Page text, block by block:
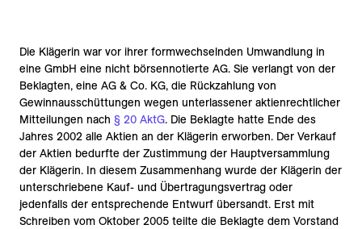
Die Klägerin war vor ihrer formwechselnden Umwandlung in
eine GmbH eine nicht börsennotierte AG. Sie verlangt von der
Beklagten, eine AG & Co. KG, die Rückzahlung von
Gewinnausschüttungen wegen unterlassener aktienrechtlicher
Mitteilungen nach § 20 AktG. Die Beklagte hatte Ende des
Jahres 2002 alle Aktien an der Klägerin erworben. Der Verkauf
der Aktien bedurfte der Zustimmung der Hauptversammlung
der Klägerin. In diesem Zusammenhang wurde der Klägerin der
unterschriebene Kauf- und Übertragungsvertrag oder
jedenfalls der entsprechende Entwurf übersandt. Erst mit
Schreiben vom Oktober 2005 teilte die Beklagte dem Vorstand